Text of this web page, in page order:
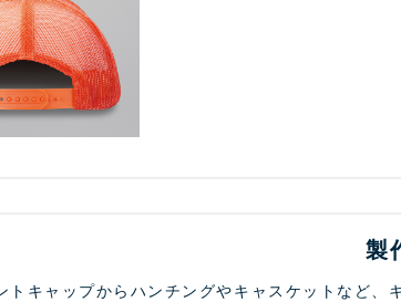
製
トキャップからハンチングやキャスケットなど